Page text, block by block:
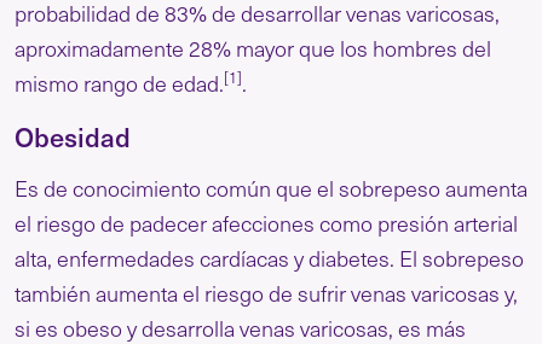
probabilidad de 83% de desarrollar venas varicosas,
aproximadamente 28% mayor que los hombres del
mismo rango de edad.[1].
Obesidad
Es de conocimiento común que el sobrepeso aumenta
el riesgo de padecer afecciones como presión arterial
alta, enfermedades cardíacas y diabetes. El sobrepeso
también aumenta el riesgo de sufrir venas varicosas y,
si es obeso y desarrolla venas varicosas, es más